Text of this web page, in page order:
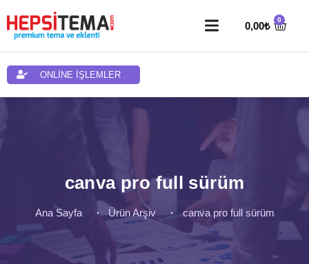
0,00₺
ONLİNE İŞLEMLER
canva pro full sürüm
Ana Sayfa Ürün Arşiv canva pro full sürüm